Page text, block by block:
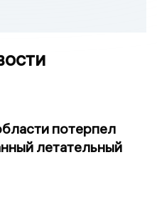
потерпел
летательный